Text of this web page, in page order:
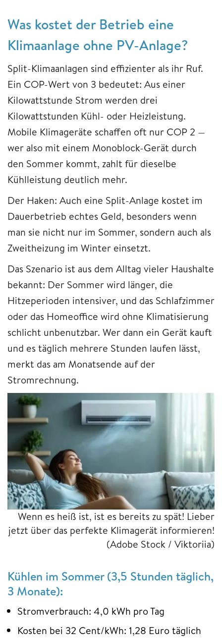
Was kostet der Betrieb eine
Klimaanlage ohne PV-Anlage?
Split-Klimaanlagen sind effizienter als ihr Ruf.
Ein COP-Wert von 3 bedeutet: Aus einer
Kilowattstunde Strom werden drei
Kilowattstunden Kühl- oder Heizleistung.
Mobile Klimageräte schaffen oft nur COP 2 —
wer also mit einem Monoblock-Gerät durch
den Sommer kommt, zahlt für dieselbe
Kühlleistung deutlich mehr.
Der Haken: Auch eine Split-Anlage kostet im
Dauerbetrieb echtes Geld, besonders wenn
man sie nicht nur im Sommer, sondern auch als
Zweitheizung im Winter einsetzt.
Das Szenario ist aus dem Alltag vieler Haushalte
bekannt: Der Sommer wird länger, die
Hitzeperioden intensiver, und das Schlafzimmer
oder das Homeoffice wird ohne Klimatisierung
schlicht unbenutzbar. Wer dann ein Gerät kauft
und es täglich mehrere Stunden laufen lässt,
merkt das am Monatsende auf der
Stromrechnung.
Wenn es heiß ist, ist es bereits zu spät! Lieber
jetzt über das perfekte Klimagerät informieren!
(Adobe Stock / Viktoriia)
Kühlen im Sommer (3,5 Stunden täglich,
3 Monate):
Stromverbrauch: 4,0 kWh pro Tag
Kosten bei 32 Cent/kWh: 1,28 Euro täglich